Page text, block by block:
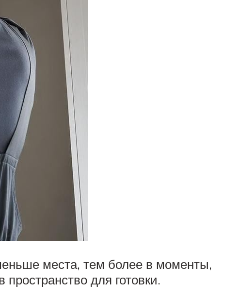
места, тем более в моменты,
для готовки.